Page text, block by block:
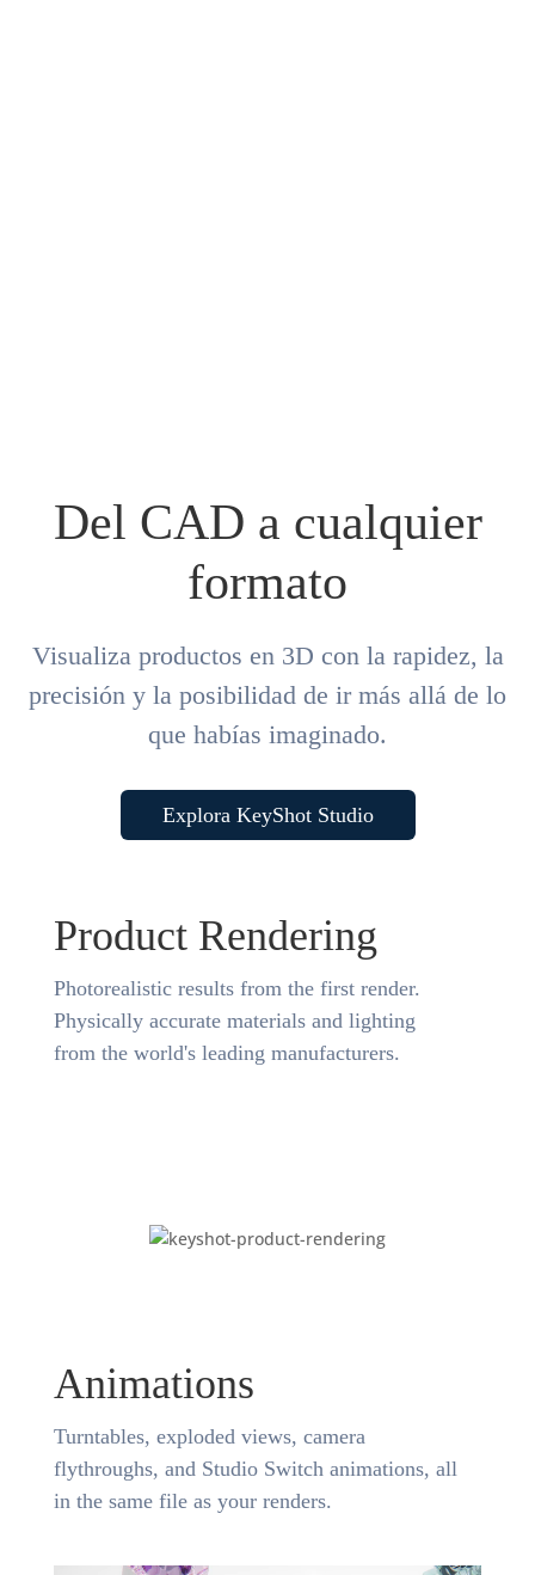
Del CAD a cualquier
formato
Visualiza productos en 3D con la rapidez, la
precisión y la posibilidad de ir más allá de lo
que habías imaginado.
Explora KeyShot Studio
Product Rendering
Photorealistic results from the first render.
Physically accurate materials and lighting
from the world's leading manufacturers.
Animations
Turntables, exploded views, camera
flythroughs, and Studio Switch animations, all
in the same file as your renders.